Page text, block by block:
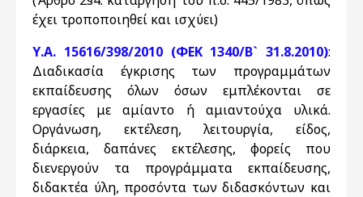
έχει τροποποιηθεί και ισχύει)
Υ.Α. 15616/398/2010 (ΦΕΚ 1340/Β` 31.8.2010):
Διαδικασία έγκρισης των προγραμμάτων
εκπαίδευσης όλων όσων εμπλέκονται σε
εργασίες με αμίαντο ή αμιαντούχα υλικά.
Οργάνωση, εκτέλεση, λειτουργία, είδος,
διάρκεια, δαπάνες εκτέλεσης, φορείς που
διενεργούν τα προγράμματα εκπαίδευσης,
διδακτέα ύλη, προσόντα των διδασκόντων και